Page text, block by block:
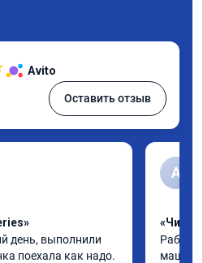
Avito
Оставить отзыв
день, выполнили
поехала как надо.
А
«Чип
Работу
машина